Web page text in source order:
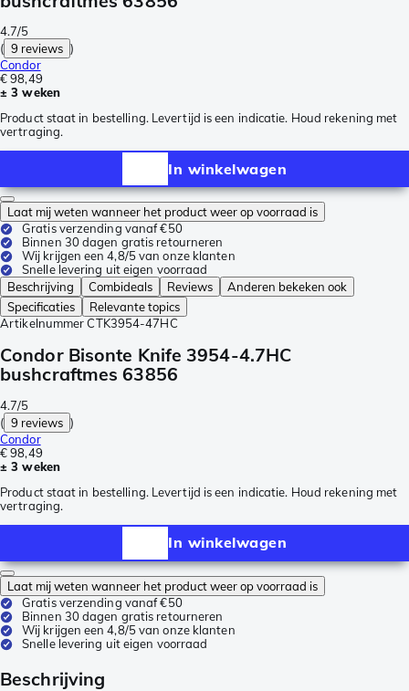
4.7/5
( 9 reviews )
Condor
€ 98,49
± 3 weken
Product staat in bestelling. Levertijd is een indicatie. Houd rekening met
vertraging.
In winkelwagen
Laat mij weten wanneer het product weer op voorraad is
Gratis verzending vanaf €50
Binnen 30 dagen gratis retourneren
Wij krijgen een 4,8/5 van onze klanten
Snelle levering uit eigen voorraad
Beschrijving
Combideals Reviews
Anderen bekeken ook
Specificaties
Relevante topics
Artikelnummer CTK3954-47HC
Condor Bisonte Knife 3954-4.7HC
bushcraftmes 63856
4.7/5
( 9 reviews )
Condor
€ 98,49
± 3 weken
Product staat in bestelling. Levertijd is een indicatie. Houd rekening met
vertraging.
In winkelwagen
Laat mij weten wanneer het product weer op voorraad is
Gratis verzending vanaf €50
Binnen 30 dagen gratis retourneren
Wij krijgen een 4,8/5 van onze klanten
Snelle levering uit eigen voorraad
Beschrijving